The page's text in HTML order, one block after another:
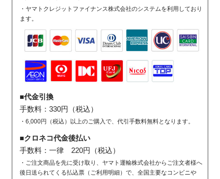
・ヤマトクレジットファイナンス株式会社のシステムを利用しており
ます。
■代金引換
手数料：330円（税込）
・6,000円（税込）以上のご購入で、代引手数料無料となります。
■クロネコ代金後払い
手数料：一律 220円（税込）
・ご注文商品を先に受け取り、ヤマト運輸株式会社からご注文者様へ
後日送られてくる払込票（ご利用明細）で、全国主要なコンビニや